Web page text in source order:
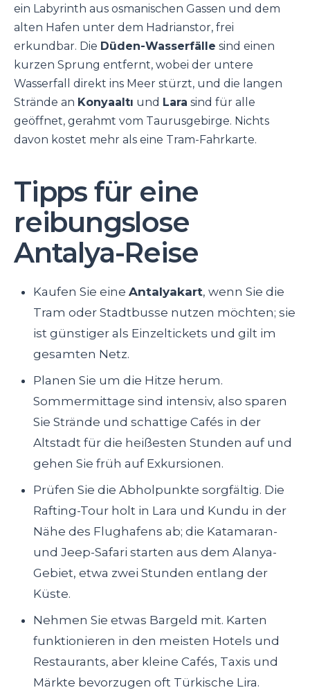
ein Labyrinth aus osmanischen Gassen und dem
alten Hafen unter dem Hadrianstor, frei
erkundbar. Die Düden-Wasserfälle sind einen
kurzen Sprung entfernt, wobei der untere
Wasserfall direkt ins Meer stürzt, und die langen
Strände an Konyaaltı und Lara sind für alle
geöffnet, gerahmt vom Taurusgebirge. Nichts
davon kostet mehr als eine Tram-Fahrkarte.
Tipps für eine
reibungslose
Antalya-Reise
Kaufen Sie eine Antalyakart, wenn Sie die
Tram oder Stadtbusse nutzen möchten; sie
ist günstiger als Einzeltickets und gilt im
gesamten Netz.
Planen Sie um die Hitze herum.
Sommermittage sind intensiv, also sparen
Sie Strände und schattige Cafés in der
Altstadt für die heißesten Stunden auf und
gehen Sie früh auf Exkursionen.
Prüfen Sie die Abholpunkte sorgfältig. Die
Rafting-Tour holt in Lara und Kundu in der
Nähe des Flughafens ab; die Katamaran-
und Jeep-Safari starten aus dem Alanya-
Gebiet, etwa zwei Stunden entlang der
Küste.
Nehmen Sie etwas Bargeld mit. Karten
funktionieren in den meisten Hotels und
Restaurants, aber kleine Cafés, Taxis und
Märkte bevorzugen oft Türkische Lira.